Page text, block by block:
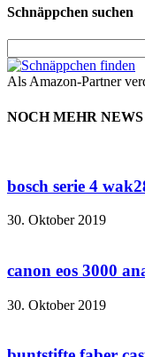
Schnäppchen suchen
Als Amazon-Partner
NOCH MEHR NEWS
bosch serie 4
30. Oktober 2019
canon eos 3000
30. Oktober 2019